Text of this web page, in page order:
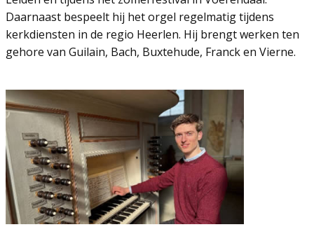
Daarnaast bespeelt hij het orgel regelmatig tijdens
kerkdiensten in de regio Heerlen. Hij brengt werken ten
gehore van Guilain, Bach, Buxtehude, Franck en Vierne.